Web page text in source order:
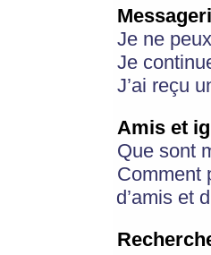
Je ne
Je
J’ai reçu
Amis et
Que sont
Comment
d’amis et